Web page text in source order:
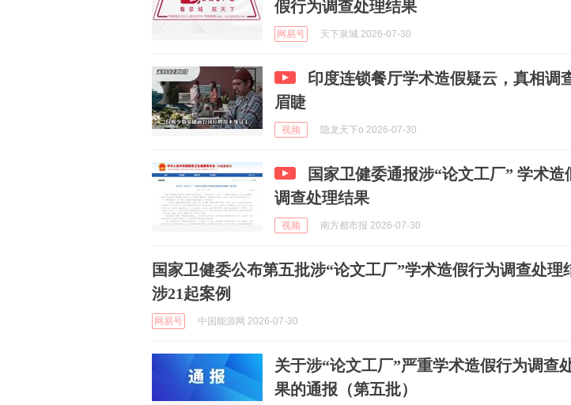
假行为调查处理结果
网易号 天下泉城 2026-07-30
印度连锁餐厅学术造假疑云，真相调
眉睫
视频 隐龙天下o 2026-07-30
国家卫健委通报涉“论文工厂” 学术造
调查处理结果
视频 南方都市报 2026-07-30
国家卫健委公布第五批涉“论文工厂”学术造假行为调查处理
涉21起案例
网易号 中国能源网 2026-07-30
关于涉“论文工厂”严重学术造假行为调查
果的通报（第五批）